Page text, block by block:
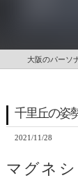
千里丘の姿
2021/11/28
マグネ